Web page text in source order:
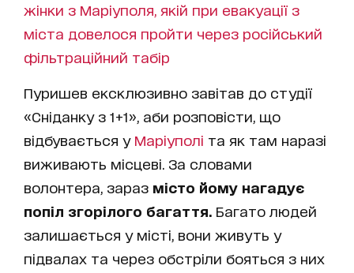
жінки з Маріуполя, якій при евакуації з
міста довелося пройти через російський
фільтраційний табір
Пуришев ексклюзивно завітав до студії
«Сніданку з 1+1», аби розповісти, що
відбувається у Маріуполі та як там наразі
виживають місцеві. За словами
волонтера, зараз місто йому нагадує
попіл згорілого багаття. Багато людей
залишається у місті, вони живуть у
підвалах та через обстріли бояться з них